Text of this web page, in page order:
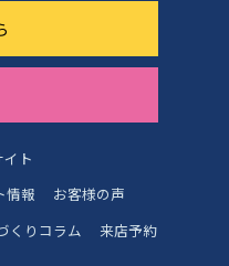
ト
情報
お客様の声
くりコラム 来店予約